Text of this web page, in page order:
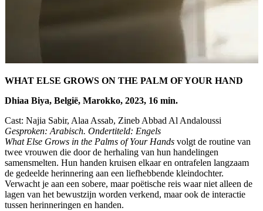
WHAT ELSE GROWS ON THE PALM OF YOUR HAND
Dhiaa Biya, België, Marokko, 2023, 16 min.
Cast: Najia Sabir, Alaa Assab, Zineb Abbad Al Andaloussi
Gesproken: Arabisch. Ondertiteld: Engels
What Else Grows in the Palms of Your Hands volgt de routine van
twee vrouwen die door de herhaling van hun handelingen
samensmelten. Hun handen kruisen elkaar en ontrafelen langzaam
de gedeelde herinnering aan een liefhebbende kleindochter.
Verwacht je aan een sobere, maar poëtische reis waar niet alleen de
lagen van het bewustzijn worden verkend, maar ook de interactie
tussen herinneringen en handen.